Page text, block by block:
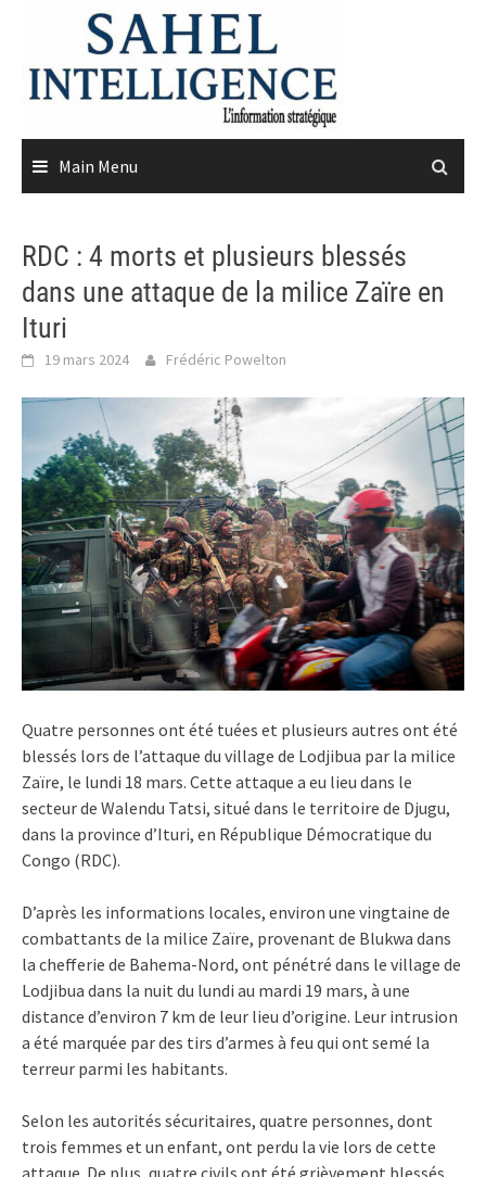
content
Main Menu
RDC : 4 morts et plusieurs blessés
dans une attaque de la milice Zaïre en
Ituri
19 mars 2024 Frédéric Powelton
Quatre personnes ont été tuées et plusieurs autres ont été
blessés lors de l’attaque du village de Lodjibua par la milice
Zaïre, le lundi 18 mars. Cette attaque a eu lieu dans le
secteur de Walendu Tatsi, situé dans le territoire de Djugu,
dans la province d’Ituri, en République Démocratique du
Congo (RDC).
D’après les informations locales, environ une vingtaine de
combattants de la milice Zaïre, provenant de Blukwa dans
la chefferie de Bahema-Nord, ont pénétré dans le village de
Lodjibua dans la nuit du lundi au mardi 19 mars, à une
distance d’environ 7 km de leur lieu d’origine. Leur intrusion
a été marquée par des tirs d’armes à feu qui ont semé la
terreur parmi les habitants.
Selon les autorités sécuritaires, quatre personnes, dont
trois femmes et un enfant, ont perdu la vie lors de cette